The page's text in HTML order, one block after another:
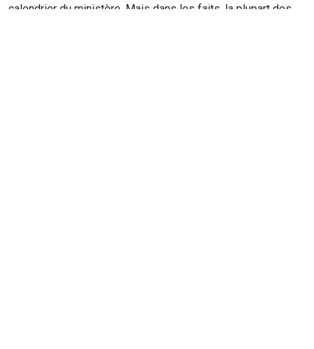
calendrier du ministère. Mais dans les faits, la plupart des